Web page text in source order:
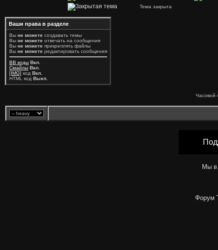
Тема закрыта
Ваши права в разделе
Вы не можете создавать темы
Вы не можете отвечать на сообщения
Вы не можете прикреплять файлы
Вы не можете редактировать сообщения
BB коды Вкл.
Смайлы Вкл.
[IMG] код Вкл.
HTML код Выкл.
Часовой
Мы в
Форум